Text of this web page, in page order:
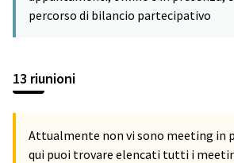
percorso di bilancio partecipativo
13 riunioni
Attualmente non vi sono meeting in
qui puoi trovare elencati tutti i